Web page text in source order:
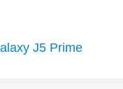
J5 Prime